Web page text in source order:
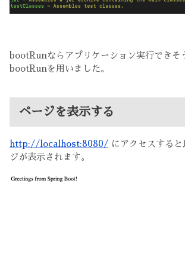
bootRunならアプリケーション実行できそ
bootRunを用いました。
ページを表示する
http://localhost:8080/ にアクセスする
ジが表示されます。